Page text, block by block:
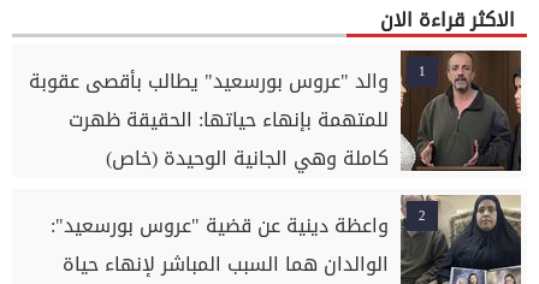
الاكثر قراءة الان
1
والد "عروس بورسعيد" يطالب بأقصى عقوبة
للمتهمة بإنهاء حياتها: الحقيقة ظهرت
كاملة وهي الجانية الوحيدة (خاص)
2
واعظة دينية عن قضية "عروس بورسعيد":
الوالدان هما السبب المباشر لإنهاء حياة